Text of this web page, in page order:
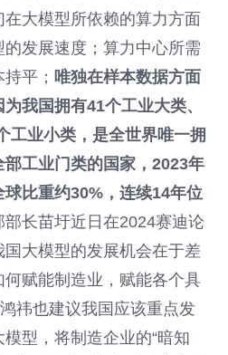
大模型所依赖的算力方面
发展速度；算力中心所需
平； 唯独在样本数据方面
我国拥有41个工业大类、
工业小类，是全世界唯一拥
工业门类的国家，2023年
比重约30%，连续14年位
部长苗圩近日在2024赛迪论
大模型的发展机会在于差
赋能制造业，赋能各个具
祎也建议我国应该重点发
型，将制造企业的“暗知